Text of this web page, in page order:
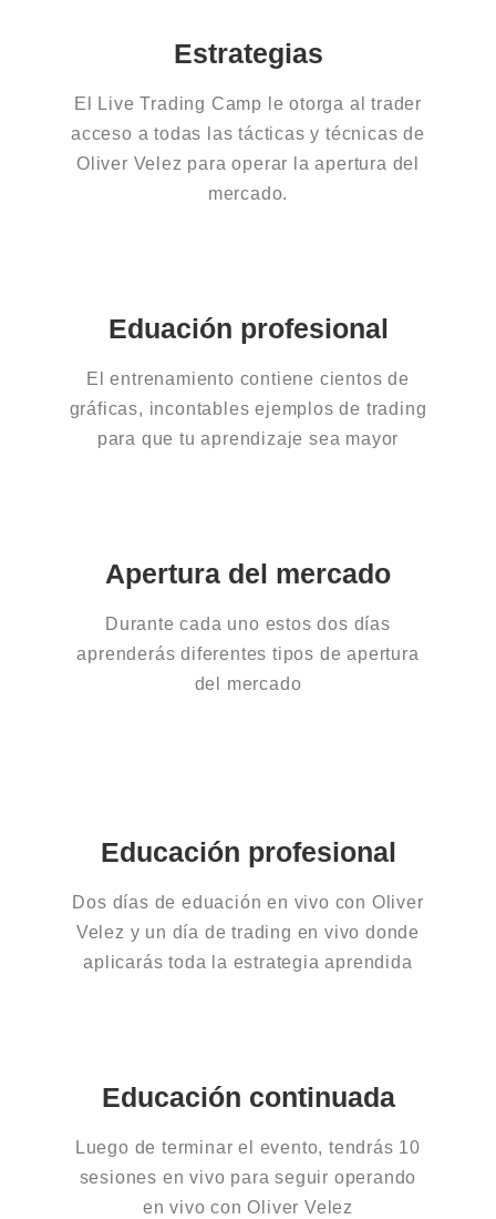
Estrategias
El Live Trading Camp le otorga al trader
acceso a todas las tácticas y técnicas de
Oliver Velez para operar la apertura del
mercado.
Eduación profesional
El entrenamiento contiene cientos de
gráficas, incontables ejemplos de trading
para que tu aprendizaje sea mayor
Apertura del mercado
Durante cada uno estos dos días
aprenderás diferentes tipos de apertura
del mercado
Educación profesional
Dos días de eduación en vivo con Oliver
Velez y un día de trading en vivo donde
aplicarás toda la estrategia aprendida
Educación continuada
Luego de terminar el evento, tendrás 10
sesiones en vivo para seguir operando
en vivo con Oliver Velez